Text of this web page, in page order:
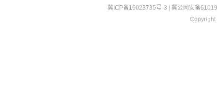
冀ICP备16023735号-3
冀公网安备